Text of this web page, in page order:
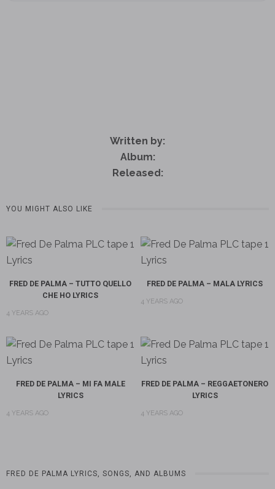
Written by:
Album:
Released:
YOU MIGHT ALSO LIKE
FRED DE PALMA – TUTTO QUELLO
CHE HO LYRICS
4 YEARS AGO
FRED DE PALMA – MALA LYRICS
4 YEARS AGO
FRED DE PALMA – MI FA MALE
LYRICS
4 YEARS AGO
FRED DE PALMA – REGGAETONERO
LYRICS
4 YEARS AGO
FRED DE PALMA LYRICS, SONGS, AND ALBUMS